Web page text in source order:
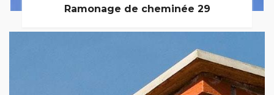
Ramonage de cheminée 29